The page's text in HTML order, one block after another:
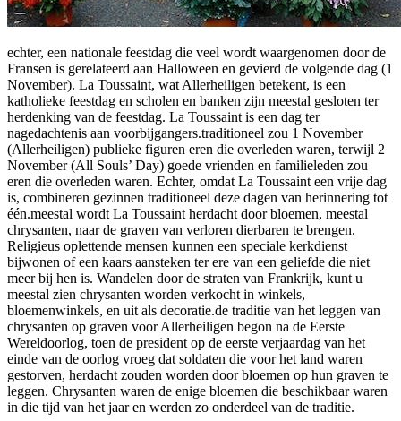
echter, een nationale feestdag die veel wordt waargenomen door de
Fransen is gerelateerd aan Halloween en gevierd de volgende dag (1
November). La Toussaint, wat Allerheiligen betekent, is een
katholieke feestdag en scholen en banken zijn meestal gesloten ter
herdenking van de feestdag. La Toussaint is een dag ter
nagedachtenis aan voorbijgangers.traditioneel zou 1 November
(Allerheiligen) publieke figuren eren die overleden waren, terwijl 2
November (All Souls’ Day) goede vrienden en familieleden zou
eren die overleden waren. Echter, omdat La Toussaint een vrije dag
is, combineren gezinnen traditioneel deze dagen van herinnering tot
één.meestal wordt La Toussaint herdacht door bloemen, meestal
chrysanten, naar de graven van verloren dierbaren te brengen.
Religieus oplettende mensen kunnen een speciale kerkdienst
bijwonen of een kaars aansteken ter ere van een geliefde die niet
meer bij hen is. Wandelen door de straten van Frankrijk, kunt u
meestal zien chrysanten worden verkocht in winkels,
bloemenwinkels, en uit als decoratie.de traditie van het leggen van
chrysanten op graven voor Allerheiligen begon na de Eerste
Wereldoorlog, toen de president op de eerste verjaardag van het
einde van de oorlog vroeg dat soldaten die voor het land waren
gestorven, herdacht zouden worden door bloemen op hun graven te
leggen. Chrysanten waren de enige bloemen die beschikbaar waren
in die tijd van het jaar en werden zo onderdeel van de traditie.